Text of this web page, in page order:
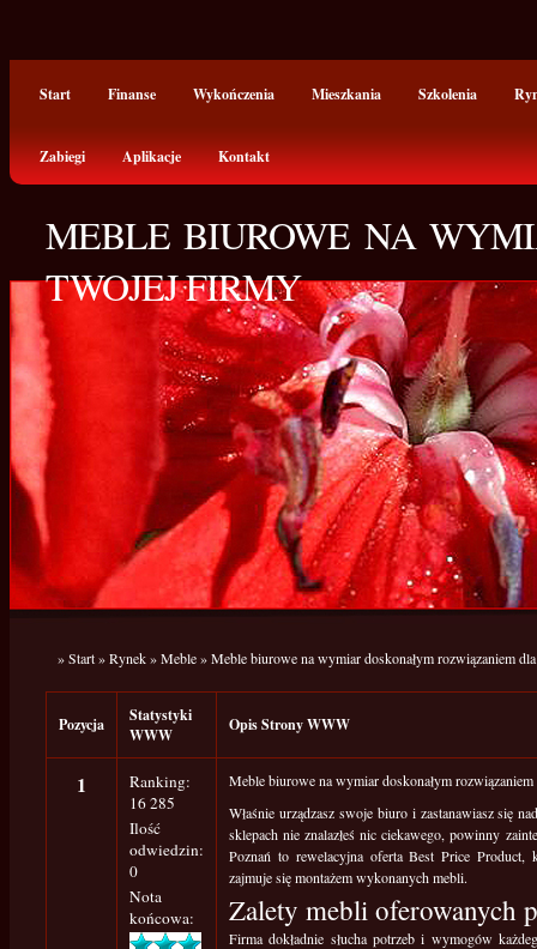
Start Finanse Wykończenia Mieszkania Szkolenia
Zabiegi Aplikacje Kontakt
MEBLE BIUROWE NA
TWOJEJ FIRMY
»Start»Rynek»Meble»Meble biurowe na wymiar doskonałym rozwiązaniem
Pozycja
Statystyki
WWW
Opis Strony WWW
1
Ranking:
16 285
Ilość
odwiedzin:
0
Nota
końcowa:
Meble biurowe na wymiar doskonałym
Właśnie urządzasz swoje biuro i zastanawiasz się
sklepach nie znalazłeś nic ciekawego, powinny
Poznań to rewelacyjna oferta Best Price
zajmuje się montażem wykonanych mebli.
Zalety mebli oferowanych
Firma dokładnie słucha potrzeb i wymogów